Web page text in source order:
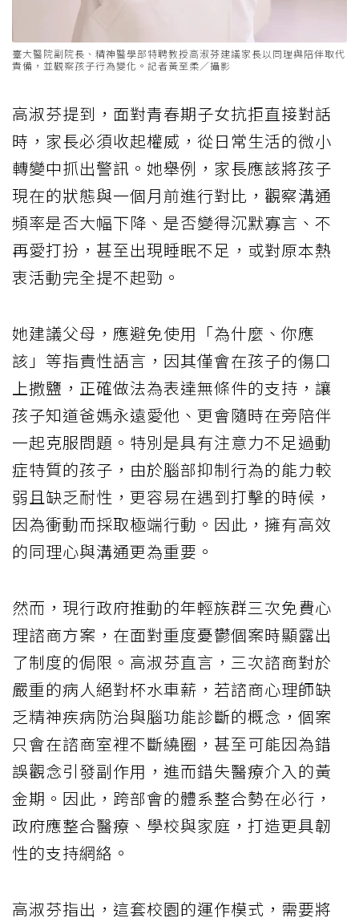
臺大醫院副院長、精神醫學部特聘教授高淑芬建議家長以同理與陪伴取代
責備，並觀察孩子行為變化。記者黃至柔／攝影
高淑芬提到，面對青春期子女抗拒直接對話
時，家長必須收起權威，從日常生活的微小
轉變中抓出警訊。她舉例，家長應該將孩子
現在的狀態與一個月前進行對比，觀察溝通
頻率是否大幅下降、是否變得沉默寡言、不
再愛打扮，甚至出現睡眠不足，或對原本熱
衷活動完全提不起勁。
她建議父母，應避免使用「為什麼、你應
該」等指責性語言，因其僅會在孩子的傷口
上撒鹽，正確做法為表達無條件的支持，讓
孩子知道爸媽永遠愛他、更會隨時在旁陪伴
一起克服問題。特別是具有注意力不足過動
症特質的孩子，由於腦部抑制行為的能力較
弱且缺乏耐性，更容易在遇到打擊的時候，
因為衝動而採取極端行動。因此，擁有高效
的同理心與溝通更為重要。
然而，現行政府推動的年輕族群三次免費心
理諮商方案，在面對重度憂鬱個案時顯露出
了制度的侷限。高淑芬直言，三次諮商對於
嚴重的病人絕對杯水車薪，若諮商心理師缺
乏精神疾病防治與腦功能診斷的概念，個案
只會在諮商室裡不斷繞圈，甚至可能因為錯
誤觀念引發副作用，進而錯失醫療介入的黃
金期。因此，跨部會的體系整合勢在必行，
政府應整合醫療、學校與家庭，打造更具韌
性的支持網絡。
高淑芬指出，這套校園的運作模式，需要將